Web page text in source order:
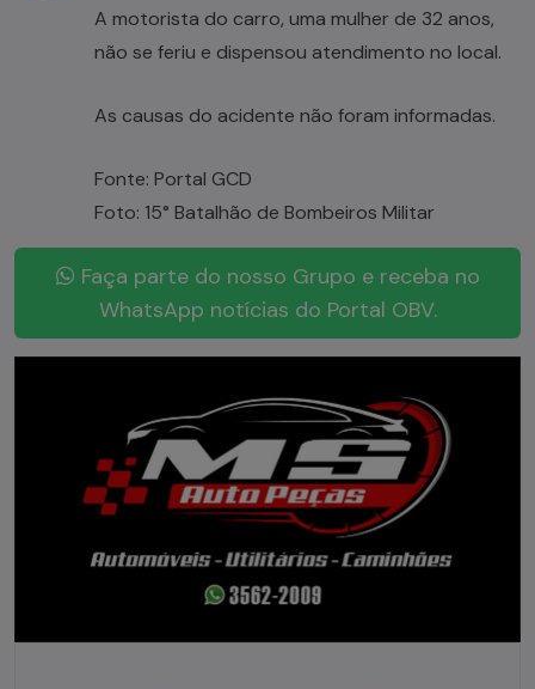
A motorista do carro, uma mulher de 32 anos,
não se feriu e dispensou atendimento no local.
As causas do acidente não foram informadas.
Fonte: Portal GCD
Foto: 15° Batalhão de Bombeiros Militar
Faça parte do nosso Grupo e receba no
WhatsApp notícias do Portal OBV.